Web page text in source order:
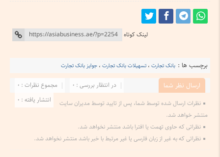
لینک کوتاه
برچسب ها : بانک تجارت ، تسهیلات بانک تجارت ، جوایز بانک تجارت
ارسال نظر شما مجموع نظرات : 0
در انتظار بررسی : 0
انتشار یافته : 0
نظرات ارسال شده توسط شما، پس از تایید توسط مدیران سایت
منتشر خواهد شد.
نظراتی که حاوی تهمت یا افترا باشد منتشر نخواهد شد.
نظراتی که به غیر از زبان فارسی یا غیر مرتبط با خبر باشد منتشر نخواهد شد.